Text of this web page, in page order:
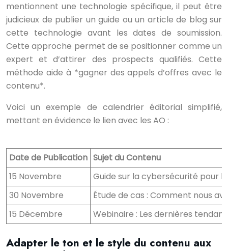
mentionnent une technologie spécifique, il peut être
judicieux de publier un guide ou un article de blog sur
cette technologie avant les dates de soumission.
Cette approche permet de se positionner comme un
expert et d’attirer des prospects qualifiés. Cette
méthode aide à *gagner des appels d’offres avec le
contenu*.
Voici un exemple de calendrier éditorial simplifié,
mettant en évidence le lien avec les AO :
Date de Publication Sujet du Contenu
15 Novembre
Guide sur la cybersécurité pour
30 Novembre
Étude de cas : Comment nous
15 Décembre
Webinaire : Les dernières
Adapter le ton et le style du contenu aux